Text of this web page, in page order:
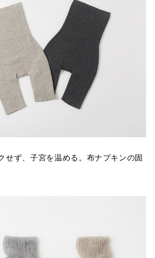
せず、子宮を温める。布ナプキンの固